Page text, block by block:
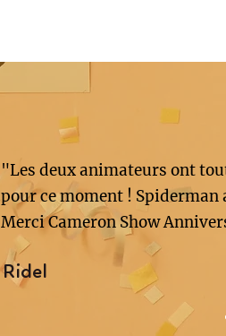
"Les deux animateurs ont
pour ce moment !
Merci Cameron Show
Ridel